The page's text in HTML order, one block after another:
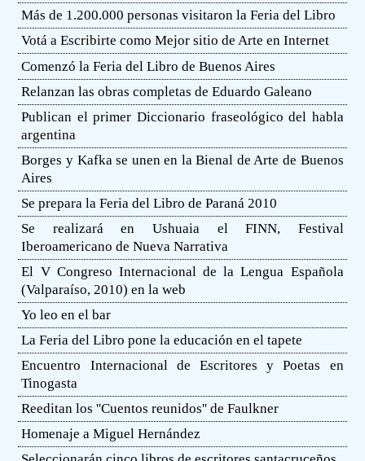
Más de 1.200.000 personas visitaron la Feria del Libro
Votá a Escribirte como Mejor sitio de Arte en Internet
Comenzó la Feria del Libro de Buenos Aires
Relanzan las obras completas de Eduardo Galeano
Publican el primer Diccionario fraseológico del habla
argentina
Borges y Kafka se unen en la Bienal de Arte de Buenos
Aires
Se prepara la Feria del Libro de Paraná 2010
Se realizará en Ushuaia el FINN, Festival
Iberoamericano de Nueva Narrativa
El V Congreso Internacional de la Lengua Española
(Valparaíso, 2010) en la web
Yo leo en el bar
La Feria del Libro pone la educación en el tapete
Encuentro Internacional de Escritores y Poetas en
Tinogasta
Reeditan los ''Cuentos reunidos'' de Faulkner
Homenaje a Miguel Hernández